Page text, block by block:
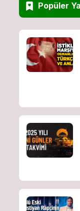
Popüler